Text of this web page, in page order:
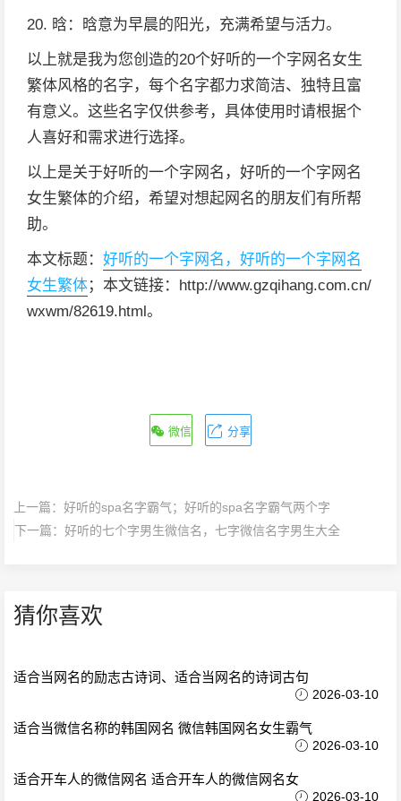
20. 晗：晗意为早晨的阳光，充满希望与活力。
以上就是我为您创造的20个好听的一个字网名女生
繁体风格的名字，每个名字都力求简洁、独特且富
有意义。这些名字仅供参考，具体使用时请根据个
人喜好和需求进行选择。
以上是关于好听的一个字网名，好听的一个字网名
女生繁体的介绍，希望对想起网名的朋友们有所帮
助。
本文标题： 好听的一个字网名，好听的一个字网名
女生繁体；本文链接：http://www.gzqihang.com.cn/
wxwm/82619.html。
微信 分享
上一篇： 好听的spa名字霸气；好听的spa名字霸气两个字
下一篇： 好听的七个字男生微信名，七字微信名字男生大全
猜你喜欢
适合当网名的励志古诗词、适合当网名的诗词古句
2026-03-10
适合当微信名称的韩国网名 微信韩国网名女生霸气
2026-03-10
适合开车人的微信网名 适合开车人的微信网名女
2026-03-10